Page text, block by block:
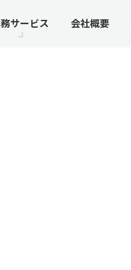
サービス 会社概要